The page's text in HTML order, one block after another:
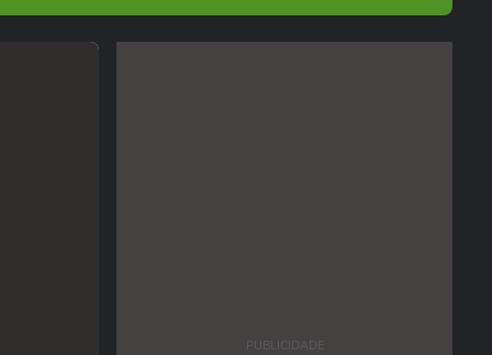
PUBLICIDADE